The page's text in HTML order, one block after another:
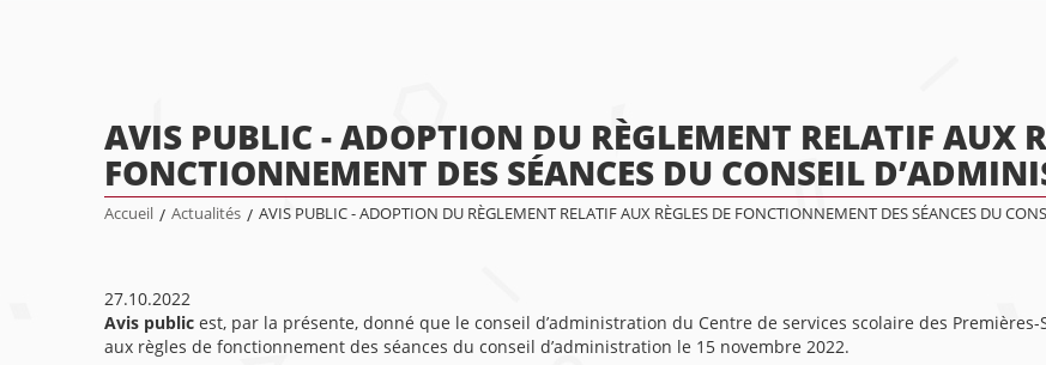
AVIS PUBLIC - ADOPTION DU RÈGLEMENT RELATIF AUX
FONCTIONNEMENT DES SÉANCES DU CONSEIL
Accueil / Actualités / AVIS PUBLIC - ADOPTION DU RÈGLEMENT RELATIF AUX RÈGLES DE FONCTIONNEMENT DES SÉANCES DU
27.10.2022
Avis public est, par la présente, donné que le conseil d’administration du Centre de services scolaire des
aux règles de fonctionnement des séances du conseil d’administration le 15 novembre 2022.